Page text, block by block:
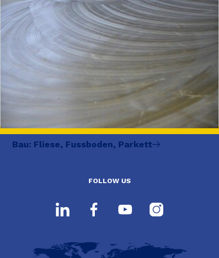
Bau: Fliese, Fussboden, Parkett
FOLLOW US